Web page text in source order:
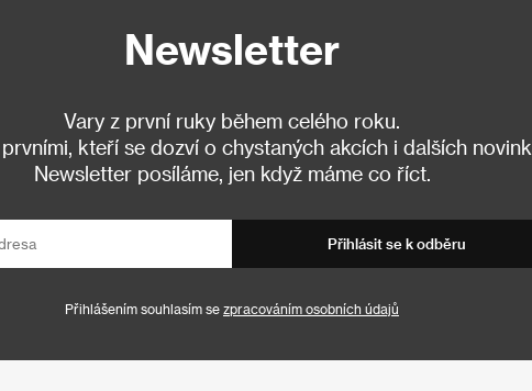
Newsletter
Vary z první ruky během celého roku.
kteří se dozví o chystaných akcích i dalších
Newsletter posíláme, jen když máme co říct.
Přihlásit se k odběru
Přihlášením souhlasím se zpracováním osobních údajů